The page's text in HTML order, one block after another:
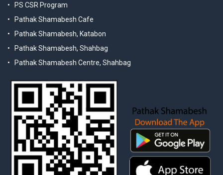
PS CSR Program
Pathak Shamabesh Cafe
Pathak Shamabesh, Katabon
Pathak Shamabesh, Shahbag
Pathak Shamabesh Centre, Shahbag